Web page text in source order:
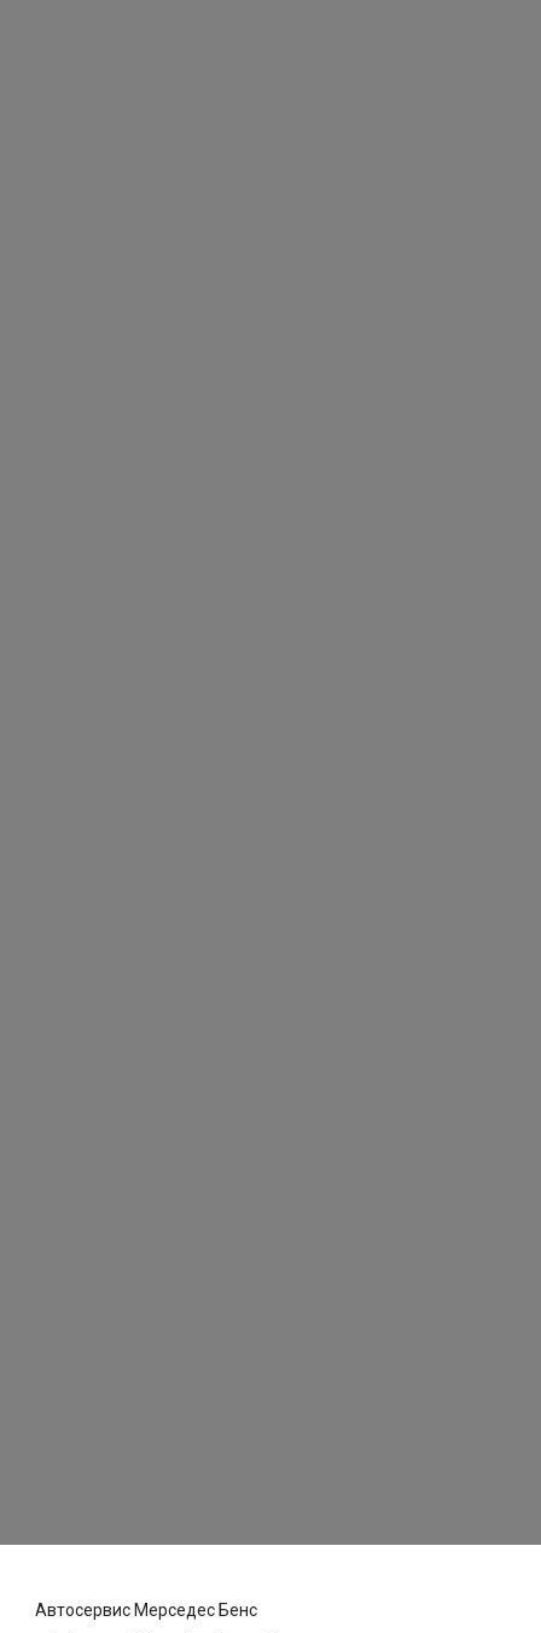
Автосервис Мерседес Бенс